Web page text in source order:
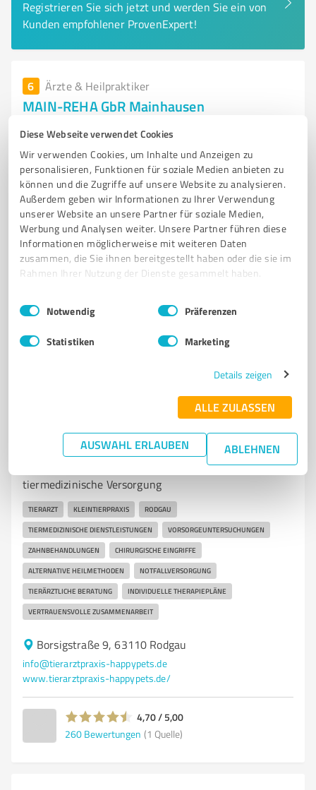
Diese Webseite verwendet Cookies
Wir verwenden Cookies, um Inhalte und Anzeigen zu
personalisieren, Funktionen für soziale Medien anbieten zu
können und die Zugriffe auf unsere Website zu analysieren.
Außerdem geben wir Informationen zu Ihrer Verwendung
unserer Website an unsere Partner für soziale Medien,
Werbung und Analysen weiter. Unsere Partner führen diese
Informationen möglicherweise mit weiteren Daten
zusammen, die Sie ihnen bereitgestellt haben oder die sie im
Rahmen Ihrer Nutzung der Dienste gesammelt haben.
Impressum Datenschutzbestimmungen
Einwilligungsauswahl
Notwendig Präferenzen
Statistiken Marketing
Details zeigen
ALLE ZULASSEN
AUSWAHL ERLAUBEN ABLEHNEN
Registrieren Sie sich jetzt und werden Sie ein von
Kunden empfohlener ProvenExpert!
6 Ärzte & Heilpraktiker
MAIN-REHA GbR Mainhausen
Modernes Physiotherapiezentrum in Mainhausen für
PHYSIOTHERAPIE REHA KINDERPHYSIOTHERAPIE
AMBULANTE THERAPIE STOSSWELLENTHERAPIE
DIAGNOSTISCHER ULTRASCHALL MOBILE PRAXIS
INDIVIDUELLE BETREUUNG PRÄVENTION GESUNDHEIT
THERAPIEZENTRUM
info@mainreha.de mainreha.de/
4,70 / 5,00
Tierarztpraxis Happy Pets
Tierarztpraxis Happy Pets in Rodgau - Umfassende
tiermedizinische Versorgung
TIERARZT KLEINTIERPRAXIS RODGAU
TIERMEDIZINISCHE DIENSTLEISTUNGEN VORSORGEUNTERSUCHUNGEN
ZAHNBEHANDLUNGEN CHIRURGISCHE EINGRIFFE
ALTERNATIVE HEILMETHODEN NOTFALLVERSORGUNG
TIERÄRZTLICHE BERATUNG INDIVIDUELLE THERAPIEPLÄNE
VERTRAUENSVOLLE ZUSAMMENARBEIT
Borsigstraße 9, 63110 Rodgau
info@tierarztpraxis-happypets.de
www.tierarztpraxis-happypets.de/
4,70 / 5,00
260 Bewertungen (1 Quelle)